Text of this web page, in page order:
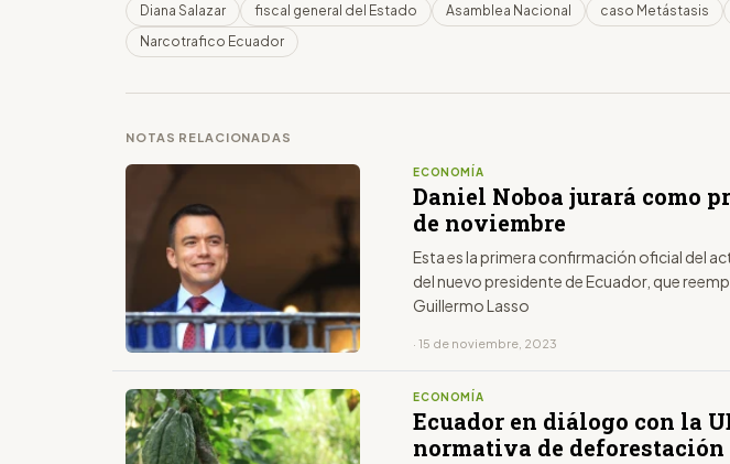
Diana Salazar fiscal general del Estado Asamblea Nacional caso Metástasis
Narcotrafico Ecuador
NOTAS RELACIONADAS
ECONOMÍA
Daniel Noboa jurará como
de noviembre
Esta es la primera confirmación oficial del
del nuevo presidente de Ecuador, que
Guillermo Lasso
· 15 de noviembre, 2023
ECONOMÍA
Ecuador en diálogo con la
normativa de deforestación